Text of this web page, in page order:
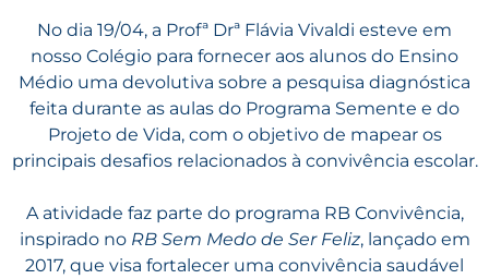
No dia 19/04, a Profª Drª Flávia Vivaldi esteve em
nosso Colégio para fornecer aos alunos do Ensino
Médio uma devolutiva sobre a pesquisa diagnóstica
feita durante as aulas do Programa Semente e do
Projeto de Vida, com o objetivo de mapear os
principais desafios relacionados à convivência escolar.
A atividade faz parte do programa RB Convivência,
inspirado no RB Sem Medo de Ser Feliz, lançado em
2017, que visa fortalecer uma convivência saudável